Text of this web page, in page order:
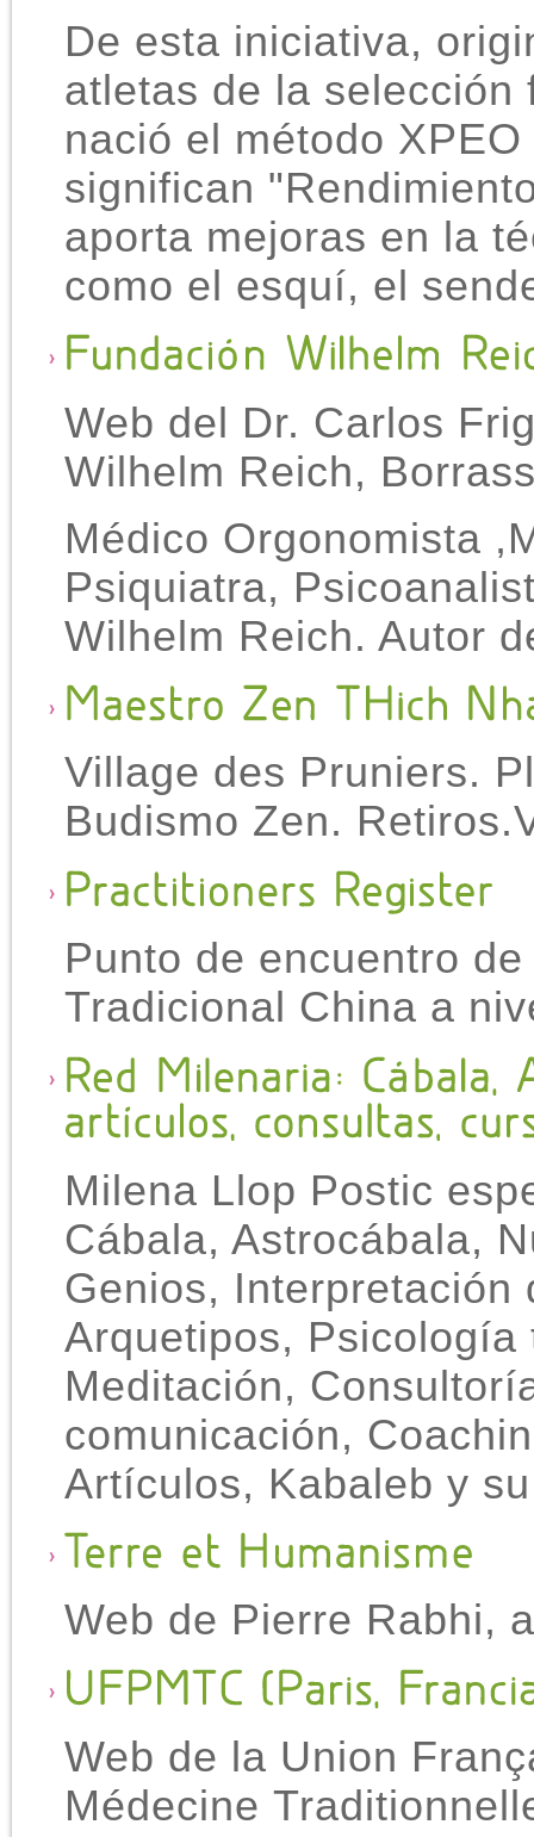
De esta iniciativa,
atletas de la
nació el método
significan
aporta mejoras en la
como el esquí, el
Web del Dr. Carlos
Wilhelm Reich,
Médico Orgonomista
Psiquiatra,
Wilhelm Reich. Autor
Village des Pruniers.
Budismo Zen.
Punto de encuentro
Tradicional China a
Milena Llop Postic
Cábala, Astrocábala,
Genios, Interpretación
Arquetipos,
Meditación,
comunicación,
Artículos, Kabaleb y
Web de Pierre Rabhi,
Web de la Union
Médecine